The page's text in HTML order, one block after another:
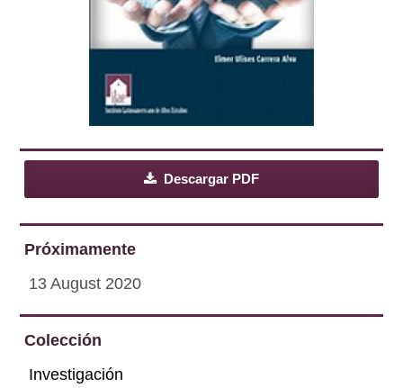
Descargar PDF
Próximamente
13 August 2020
Colección
Investigación